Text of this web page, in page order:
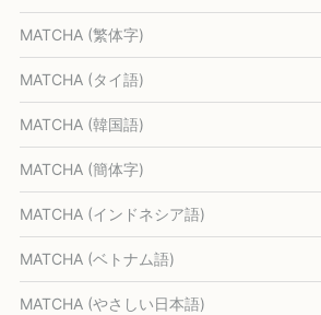
MATCHA (繁体字)
MATCHA (タイ語)
MATCHA (韓国語)
MATCHA (簡体字)
MATCHA (インドネシア語)
MATCHA (ベトナム語)
MATCHA (やさしい日本語)